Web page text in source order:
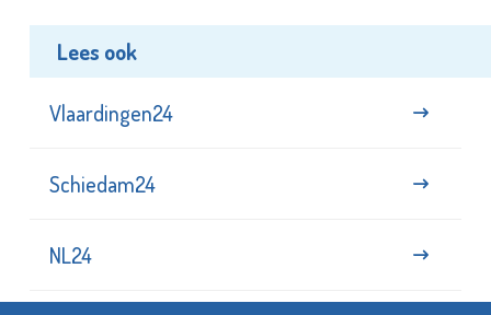
Lees ook
Vlaardingen24
Schiedam24
NL24